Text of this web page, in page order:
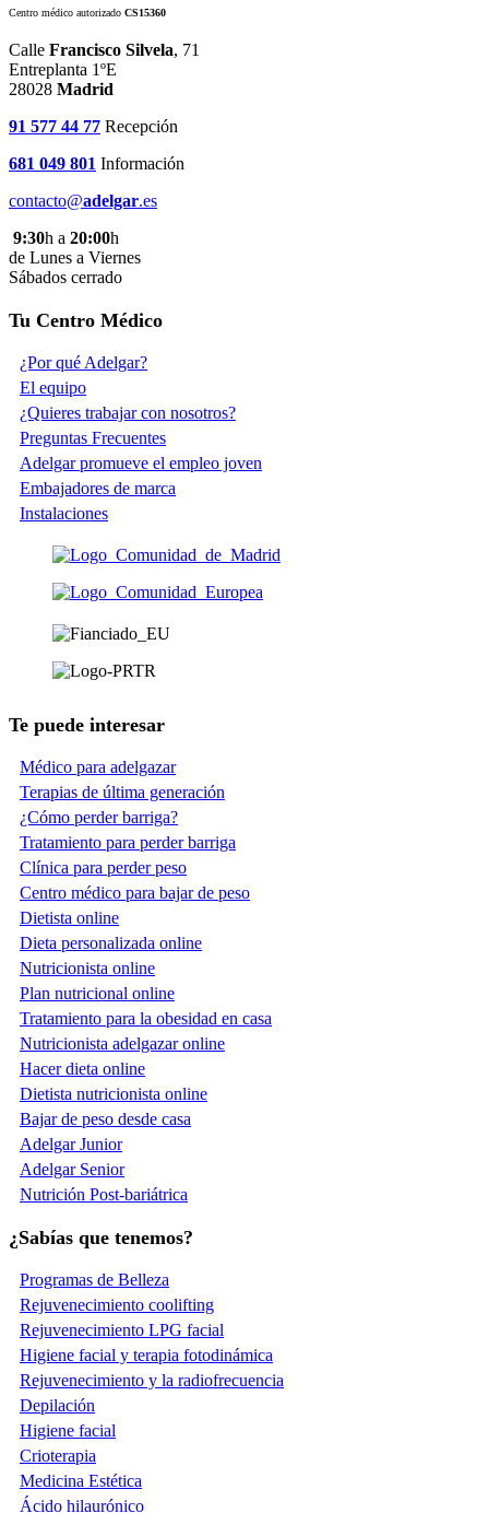
Centro médico autorizado CS15360
Calle Francisco Silvela, 71
Entreplanta 1ºE
28028 Madrid
91 577 44 77 Recepción
681 049 801 Información
contacto@adelgar.es
9:30h a 20:00h
de Lunes a Viernes
Sábados cerrado
Tu Centro Médico
¿Por qué Adelgar?
El equipo
¿Quieres trabajar con nosotros?
Preguntas Frecuentes
Adelgar promueve el empleo joven
Embajadores de marca
Instalaciones
Te puede interesar
Médico para adelgazar
Terapias de última generación
¿Cómo perder barriga?
Tratamiento para perder barriga
Clínica para perder peso
Centro médico para bajar de peso
Dietista online
Dieta personalizada online
Nutricionista online
Plan nutricional online
Tratamiento para la obesidad en casa
Nutricionista adelgazar online
Hacer dieta online
Dietista nutricionista online
Bajar de peso desde casa
Adelgar Junior
Adelgar Senior
Nutrición Post-bariátrica
¿Sabías que tenemos?
Programas de Belleza
Rejuvenecimiento coolifting
Rejuvenecimiento LPG facial
Higiene facial y terapia fotodinámica
Rejuvenecimiento y la radiofrecuencia
Depilación
Higiene facial
Crioterapia
Medicina Estética
Ácido hilaurónico